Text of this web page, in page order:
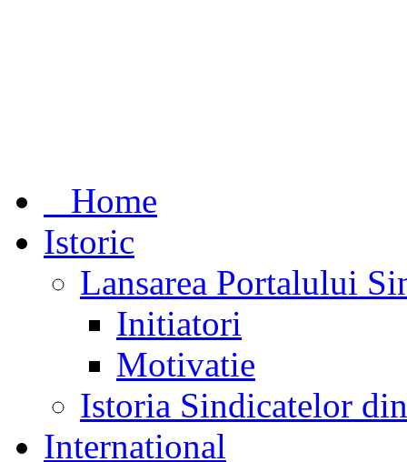
Home
Istoric
Lansarea Portalului
Initiatori
Motivatie
Istoria Sindicatelor
International